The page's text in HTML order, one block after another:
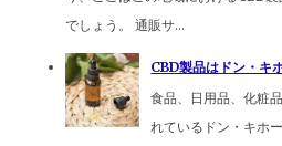
でしょう。 通販サ...
CBD製品はドン・キ
食品、日用品、化粧
れているドン・キホ